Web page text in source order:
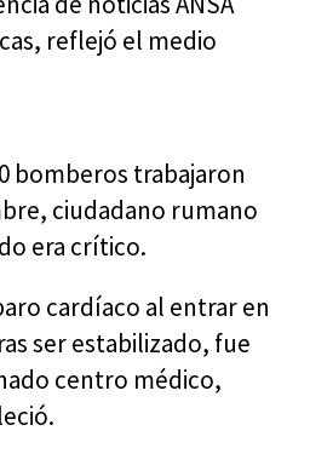
reflejó el medio
bomberos trabajaron
ciudadano rumano
era crítico.
cardíaco al entrar en
ser estabilizado, fue
centro médico,